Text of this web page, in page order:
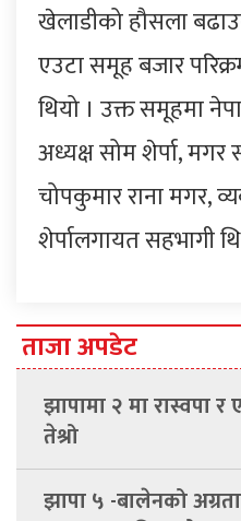
खेलाडीको हौसला
एउटा समूह बजार
थियो । उक्त समूहमा
अध्यक्ष सोम शेर्पा,
चोपकुमार राना मगर,
शेर्पालगायत सहभागी
ताजा अपडेट
झापामा २ मा रास्वपा र
तेश्रो
झापा ५ -बालेनको